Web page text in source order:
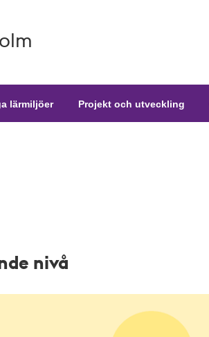
lärmiljöer Projekt och utveckling
nivå